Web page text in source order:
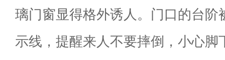
璃门窗显得格外诱人。门口的台阶
示线，提醒来人不要摔倒，小心脚